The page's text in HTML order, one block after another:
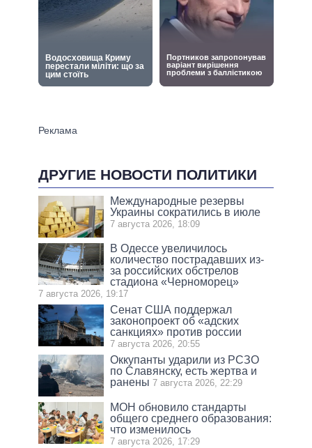
ДРУГИЕ НОВОСТИ ПОЛИТИКИ
Международные резервы
Украины сократились в июле
7 августа 2026, 18:09
В Одессе увеличилось
количество пострадавших из-
за российских обстрелов
стадиона «Черноморец»
7 августа 2026, 19:17
Сенат США поддержал
законопроект об «адских
санкциях» против россии
7 августа 2026, 20:55
Оккупанты ударили из РСЗО
по Славянску, есть жертва и
ранены 7 августа 2026, 22:29
МОН обновило стандарты
общего среднего образования:
что изменилось
7 августа 2026, 17:29